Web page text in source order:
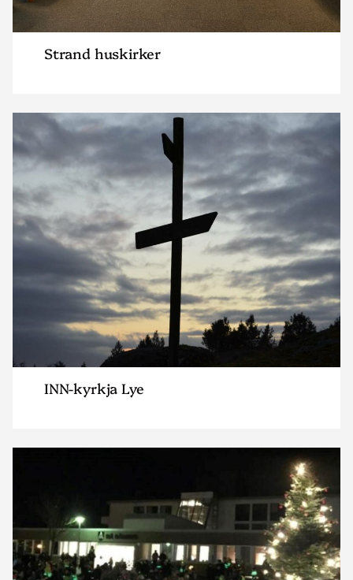
Strand huskirker
INN-kyrkja Lye
Read
"INN-
kyrkja
Lye"
"Sentrum
menighet
Varhaug"